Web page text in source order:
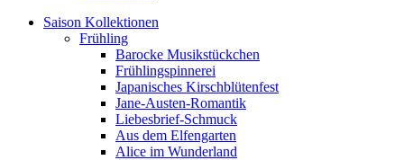
Saison Kollektionen
Frühling
Barocke Musikstückchen
Frühlingspinnerei
Japanisches Kirschblütenfest
Jane-Austen-Romantik
Liebesbrief-Schmuck
Aus dem Elfengarten
Alice im Wunderland